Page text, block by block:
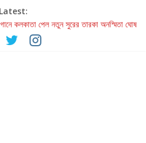
Latest:
কলকাতা পেল নতুন সুরের তারকা অনস্মিতা ঘোষ
করল ‘দুই তারার দোতারা’
বিবর্তনের গল্প